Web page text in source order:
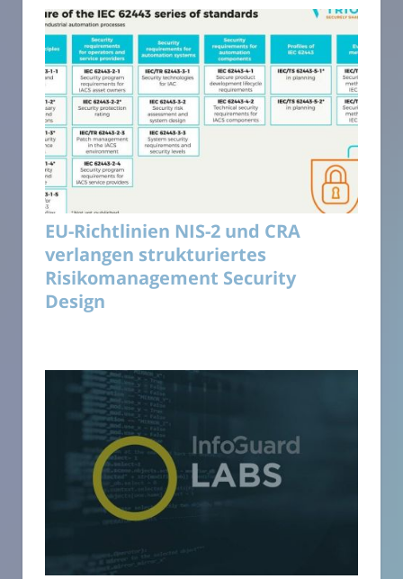
EU-Richtlinien NIS-2 und CRA
verlangen strukturiertes
Risikomanagement Security
Design